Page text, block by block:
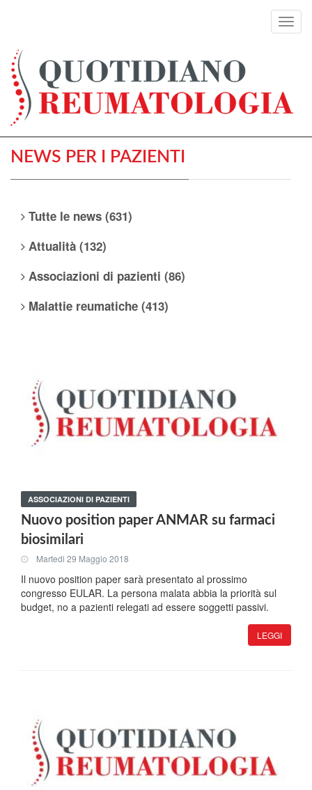
NEWS PER I PAZIENTI
Tutte le news (631)
Attualità (132)
Associazioni di pazienti (86)
Malattie reumatiche (413)
ASSOCIAZIONI DI PAZIENTI
Nuovo position paper ANMAR su farmaci
biosimilari
Martedi 29 Maggio 2018
Il nuovo position paper sarà presentato al prossimo
congresso EULAR. La persona malata abbia la priorità sul
budget, no a pazienti relegati ad essere soggetti passivi.
LEGGI